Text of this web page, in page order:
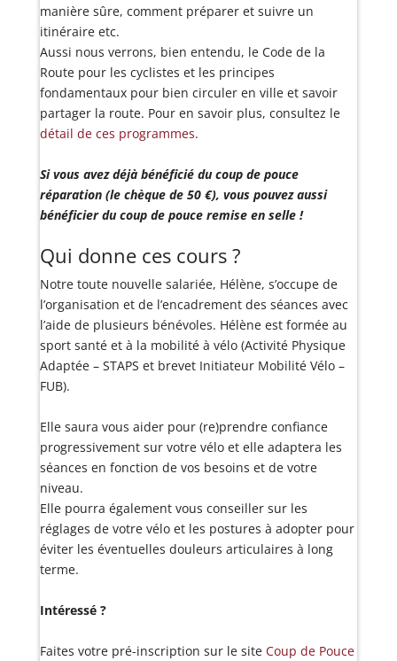
manière sûre, comment préparer et suivre un
itinéraire etc.
Aussi nous verrons, bien entendu, le Code de la
Route pour les cyclistes et les principes
fondamentaux pour bien circuler en ville et savoir
partager la route. Pour en savoir plus, consultez le
détail de ces programmes.
Si vous avez déjà bénéficié du coup de pouce
réparation (le chèque de 50 €), vous pouvez aussi
bénéficier du coup de pouce remise en selle !
Qui donne ces cours ?
Notre toute nouvelle salariée, Hélène, s’occupe de
l’organisation et de l’encadrement des séances avec
l’aide de plusieurs bénévoles. Hélène est formée au
sport santé et à la mobilité à vélo (Activité Physique
Adaptée – STAPS et brevet Initiateur Mobilité Vélo –
FUB).
Elle saura vous aider pour (re)prendre confiance
progressivement sur votre vélo et elle adaptera les
séances en fonction de vos besoins et de votre
niveau.
Elle pourra également vous conseiller sur les
réglages de votre vélo et les postures à adopter pour
éviter les éventuelles douleurs articulaires à long
terme.
Intéressé ?
Faites votre pré-inscription sur le site Coup de Pouce